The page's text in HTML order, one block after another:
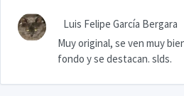
Luis Felipe García Bergara
Muy original, se ven muy
fondo y se destacan. slds.